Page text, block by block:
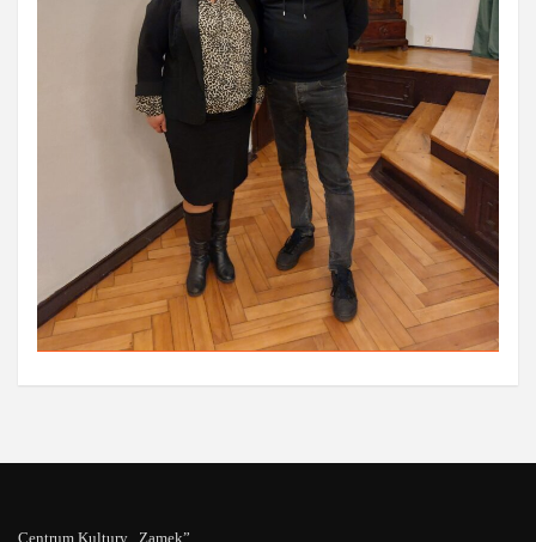
Centrum Kultury „Zamek”